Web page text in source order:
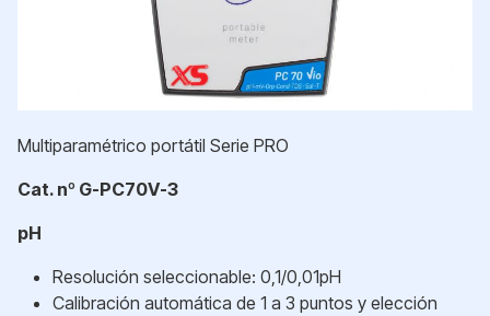
Multiparamétrico portátil Serie PRO
Cat. nº G-PC70V-3
pH
Resolución seleccionable: 0,1/0,01pH
Calibración automática de 1 a 3 puntos y elección